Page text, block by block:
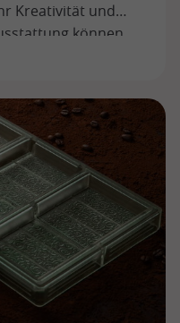
Kreativität und
können